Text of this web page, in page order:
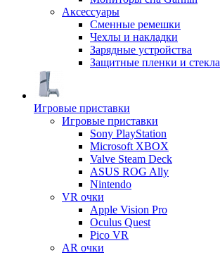
Аксессуары
Сменные ремешки
Чехлы и накладки
Зарядные устройства
Защитные пленки и стекла
Игровые приставки
Игровые приставки
Sony PlayStation
Microsoft XBOX
Valve Steam Deck
ASUS ROG Ally
Nintendo
VR очки
Apple Vision Pro
Oculus Quest
Pico VR
AR очки